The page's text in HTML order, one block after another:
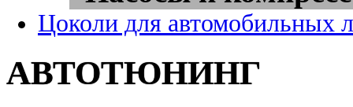
Цоколи для автомобильных
АВТОТЮНИНГ